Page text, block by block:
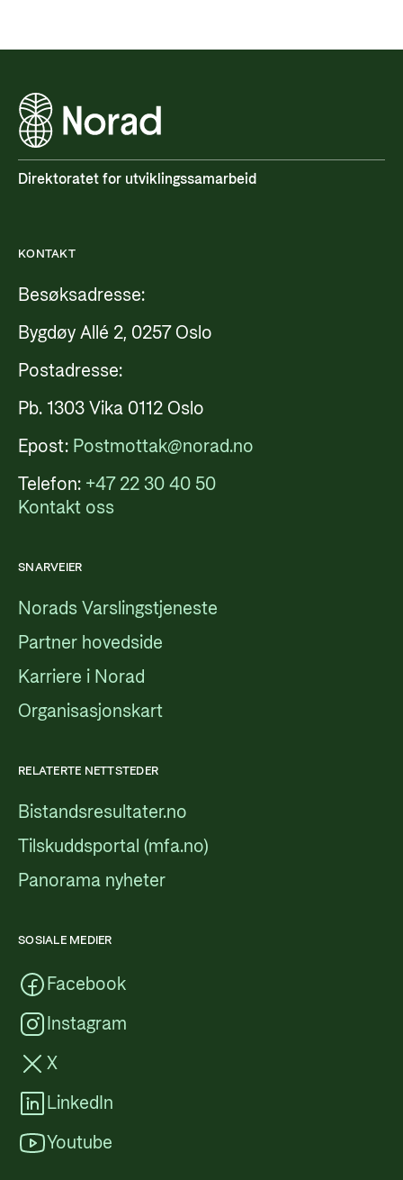
Direktoratet for utviklingssamarbeid
KONTAKT
Besøksadresse:
Bygdøy Allé 2, 0257 Oslo
Postadresse:
Pb. 1303 Vika 0112 Oslo
Epost: Postmottak@norad.no
Telefon: +47 22 30 40 50
Kontakt oss
SNARVEIER
Norads Varslingstjeneste
Partner hovedside
Karriere i Norad
Organisasjonskart
RELATERTE NETTSTEDER
Bistandsresultater.no
Tilskuddsportal (mfa.no)
Panorama nyheter
SOSIALE MEDIER
Facebook
Instagram
X
LinkedIn
Youtube